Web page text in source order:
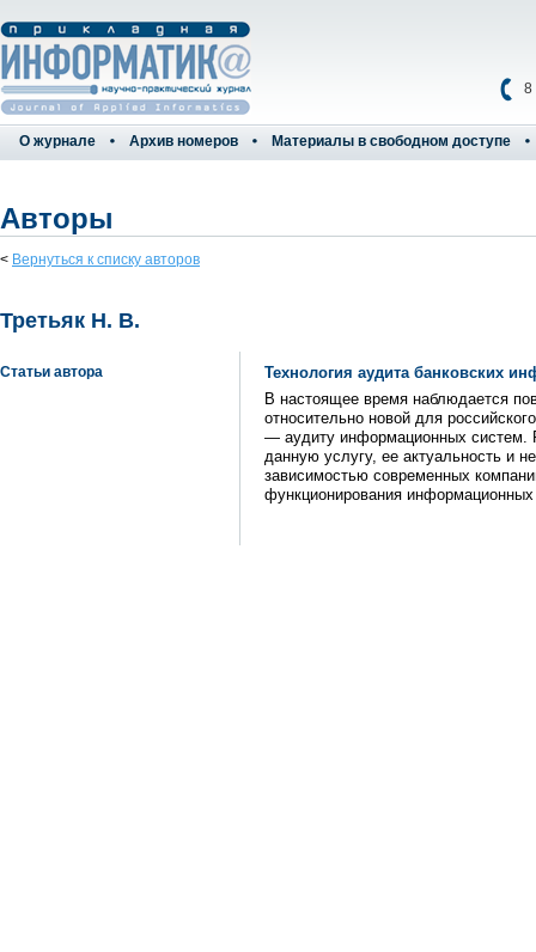
8
О журнале Архив номеров Материалы в свободном доступе
Авторы
< Вернуться к списку авторов
Третьяк Н. В.
Статьи автора
Технология аудита банковских
В настоящее время наблюдается
относительно новой для
— аудиту информационных систем.
данную услугу, ее актуальность и
зависимостью современных
функционирования